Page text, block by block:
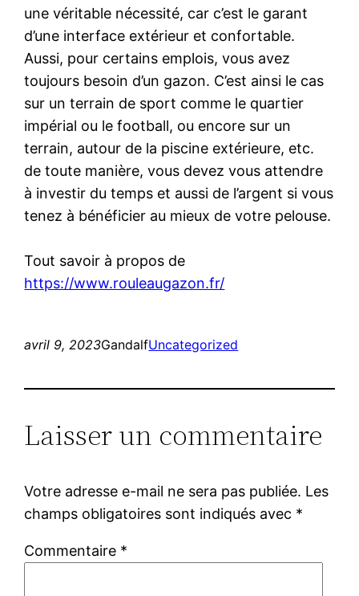
une véritable nécessité, car c’est le garant
d’une interface extérieur et confortable.
Aussi, pour certains emplois, vous avez
toujours besoin d’un gazon. C’est ainsi le cas
sur un terrain de sport comme le quartier
impérial ou le football, ou encore sur un
terrain, autour de la piscine extérieure, etc.
de toute manière, vous devez vous attendre
à investir du temps et aussi de l’argent si vous
tenez à bénéficier au mieux de votre pelouse.
Tout savoir à propos de
https://www.rouleaugazon.fr/
avril 9, 2023GandalfUncategorized
Laisser un commentaire
Votre adresse e-mail ne sera pas publiée. Les
champs obligatoires sont indiqués avec *
Commentaire *